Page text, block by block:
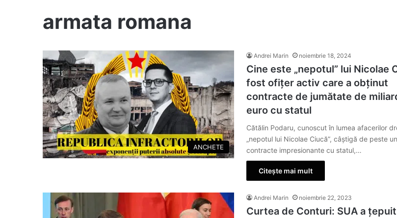
armata romana
ANCHETE
Andrei Marin noiembrie 18, 2024
Cine este „nepotul” lui Nicolae
fost ofițer activ care a obținut
contracte de jumătate de
euro cu statul
Cătălin Podaru, cunoscut în lumea afacerilor
„nepotul lui Nicolae Ciucă”, câștigă de peste
contracte impresionante cu statul,…
Citește mai mult
Andrei Marin noiembrie 22, 2023
Curtea de Conturi: SUA a țepuit